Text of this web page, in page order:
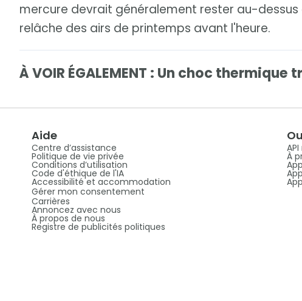
mercure devrait généralement rester au-dessus
relâche des airs de printemps avant l'heure.
À VOIR ÉGALEMENT : Un choc
Aide
Centre d’assistance
Politique de vie privée
Conditions d’utilisation
Code d'éthique de l'IA
Accessibilité et accommodation
Gérer mon consentement
Carrières
Annoncez avec nous
À propos de nous
Registre de publicités politiques
À